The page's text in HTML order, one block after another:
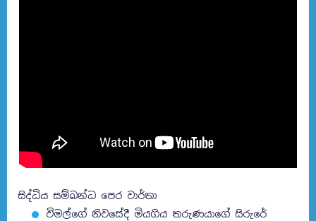
සිද්ධිය සම්බන්ධ පෙර වාර්තා
විමල්ගේ නිවසේදී මියගිය තරුණයාගේ සිරුරේ